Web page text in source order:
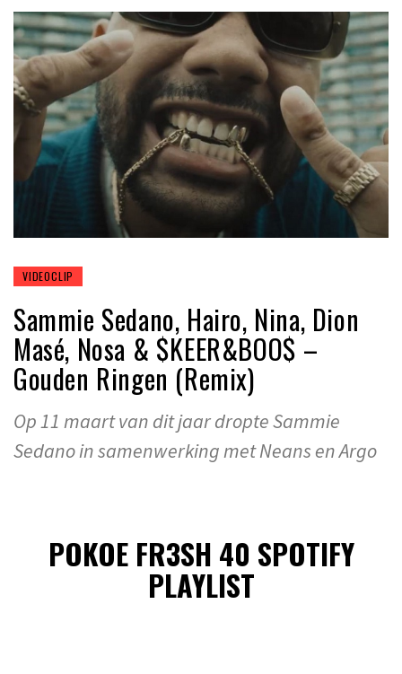
VIDEOCLIP
Sammie Sedano, Hairo, Nina, Dion
Masé, Nosa & $KEER&BOO$ –
Gouden Ringen (Remix)
Op 11 maart van dit jaar dropte Sammie
Sedano in samenwerking met Neans en Argo
POKOE FR3SH 40 SPOTIFY
PLAYLIST